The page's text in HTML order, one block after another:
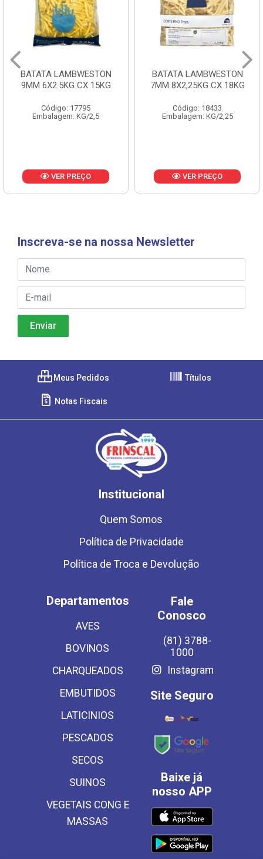
BATATA LAMBWESTON
Código: 17795
Embalagem: KG/2,5
VER PREÇO
BATATA LAMBWESTON
7MM 8X2,25KG CX 18KG
Código: 18433
Embalagem: KG/2,25
VER PREÇO
Inscreva-se na nossa Newsletter
Meus Pedidos
Institucional
Quem Somos
Política de Privacidade
Política de Troca e Devolução
Departamentos
AVES
BOVINOS
CHARQUEADOS
EMBUTIDOS
LATICINIOS
PESCADOS
SECOS
SUINOS
VEGETAIS CONG E
MASSAS
Fale
Conosco
(81) 3788-
1000
Instagram
Site Seguro
Baixe já
nosso APP